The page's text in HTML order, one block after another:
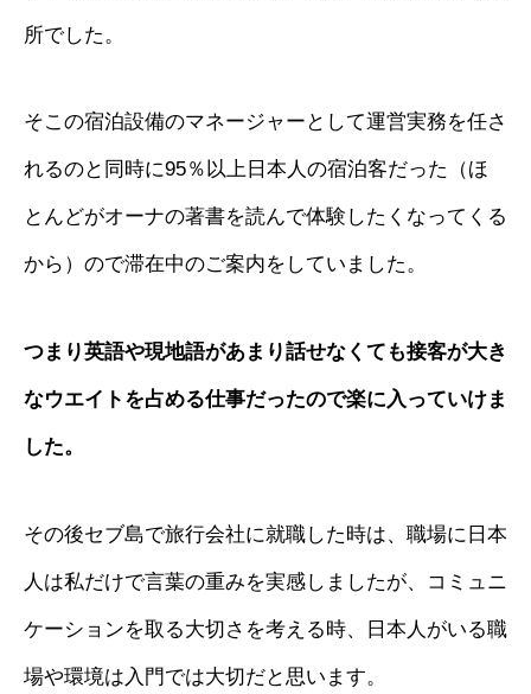
所でした。
そこの宿泊設備のマネージャーとして運営実務を任さ
れるのと同時に95％以上日本人の宿泊客だった（ほ
とんどがオーナの著書を読んで体験したくなってくる
から）ので滞在中のご案内をしていました。
つまり英語や現地語があまり話せなくても接客が大き
なウエイトを占める仕事だったので楽に入っていけま
した。
その後セブ島で旅行会社に就職した時は、職場に日本
人は私だけで言葉の重みを実感しましたが、コミュニ
ケーションを取る大切さを考える時、日本人がいる職
場や環境は入門では大切だと思います。